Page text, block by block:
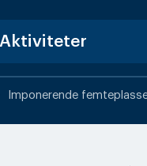
Imponerende